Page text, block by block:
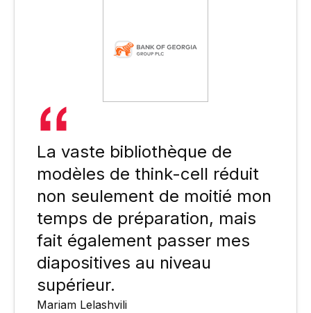
La vaste bibliothèque de
modèles de think-cell réduit
non seulement de moitié mon
temps de préparation, mais
fait également passer mes
diapositives au niveau
supérieur.
Mariam Lelashvili